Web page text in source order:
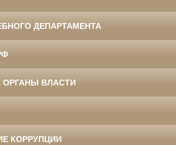
ДЕПАРТАМЕНТА
ВЛАСТИ
КОРРУПЦИИ